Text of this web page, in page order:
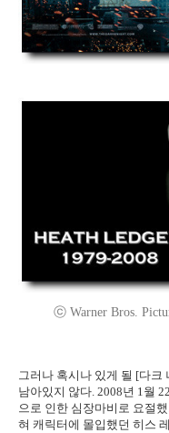
ⓒ Warner Bros.
그러나 혹시나 있게 될 [다크
남아있지 않다. 2008년 1월
으로 인한 심장마비로 요절
혀 캐릭터에 몰입했던 히스